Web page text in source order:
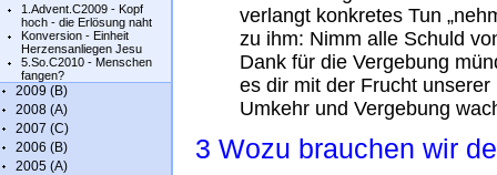
1.Advent.C2009 - Kopf
hoch - die Erlösung naht
Konversion - Einheit
Herzensanliegen Jesu
5.So.C2010 - Menschen
fangen?
2009 (B)
2008 (A)
2007 (C)
2006 (B)
2005 (A)
verlangt konkretes Tun
zu ihm: Nimm alle Schuld
Dank für die Vergebung
es dir mit der Frucht
Umkehr und Vergebung
3 Wozu brauchen wir